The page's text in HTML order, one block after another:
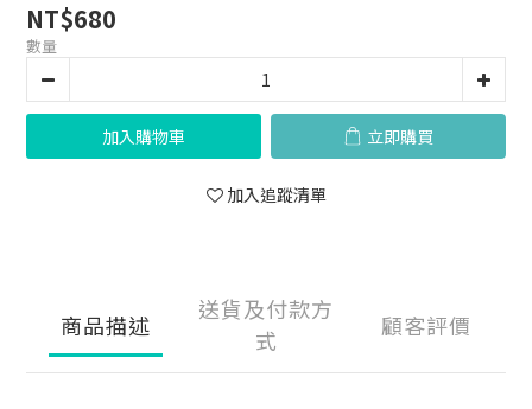
NT$680
數量
加入購物車 立即購買
加入追蹤清單
商品描述
送貨及付款方
式
顧客評價